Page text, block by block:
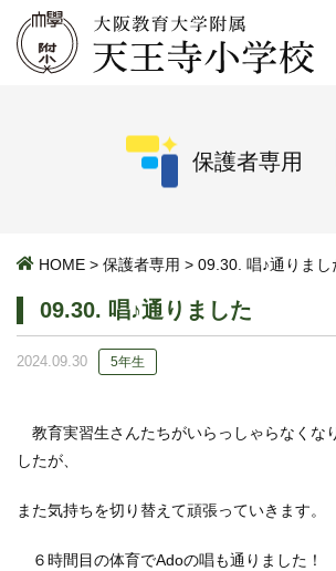
保護者専用
HOME > 保護者専用 > 09.30. 唱♪通りまし
09.30. 唱♪通りました
2024.09.30 5年生
教育実習生さんたちがいらっしゃらなくな
したが、
また気持ちを切り替えて頑張っていきます。
６時間目の体育でAdoの唱も通りました！